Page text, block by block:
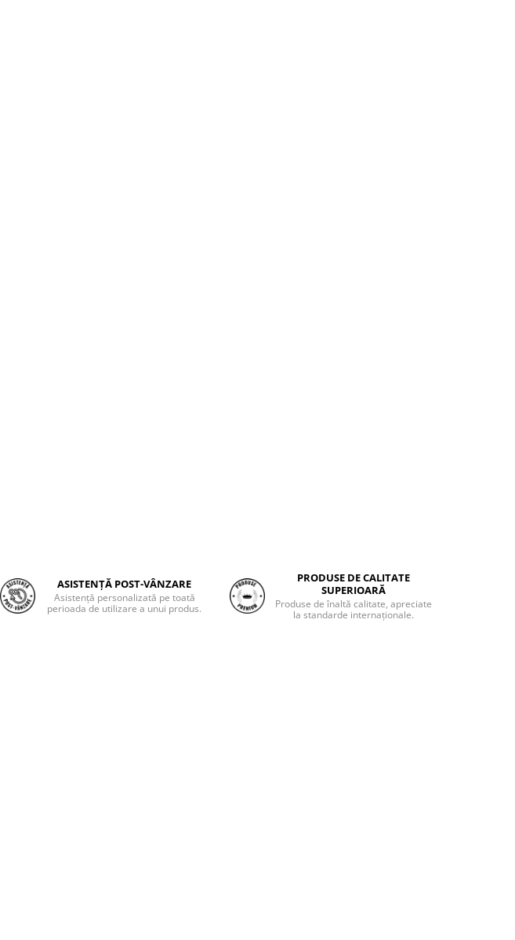
ASISTENȚĂ POST-VÂNZARE
Asistență personalizată pe toată
perioada de utilizare a unui produs.
PRODUSE DE CALITATE
SUPERIOARĂ
Produse de înaltă calitate, apreciate
la standarde internaționale.